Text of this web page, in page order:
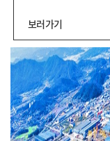
보러가기